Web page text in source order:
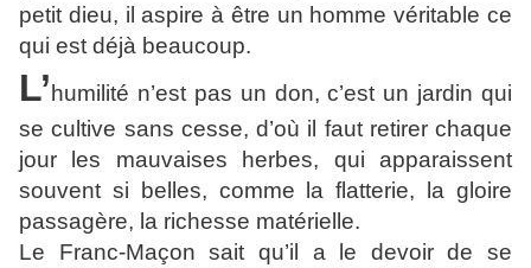
petit dieu, il aspire à être un homme véritable ce
qui est déjà beaucoup.
L’humilité n’est pas un don, c’est un jardin qui
se cultive sans cesse, d’où il faut retirer chaque
jour les mauvaises herbes, qui apparaissent
souvent si belles, comme la flatterie, la gloire
passagère, la richesse matérielle.
Le Franc-Maçon sait qu’il a le devoir de se